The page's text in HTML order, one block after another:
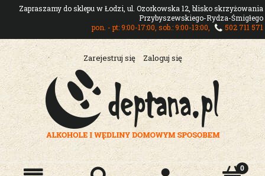
Zapraszamy do sklepu w Łodzi, ul. Ozorkowska 12, blisko skrzyżowania
Przybyszewskiego-Rydza-Śmigłego
pon. - pt: 9:00-17:00, sob.: 9:00-13:00,
502 711 571
Zarejestruj się Zaloguj się